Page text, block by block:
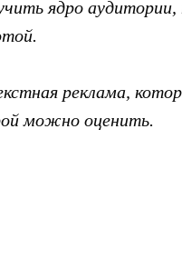
ядро
реклама,
можно оценить.